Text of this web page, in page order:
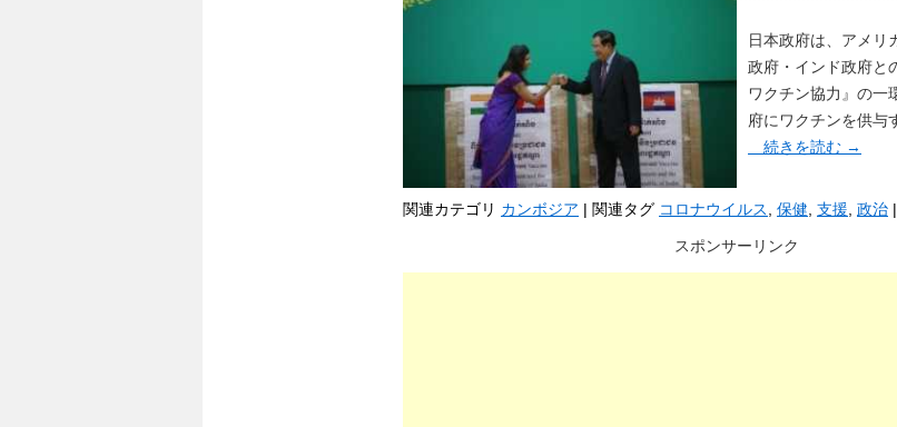
日本政府は、アメリ
政府・インド政府と
ワクチン協力』の一
府にワクチンを供与
続きを読む →
関連カテゴリ カンボジア | 関連タグ コロナウイルス 保健 支援 政治 |
スポンサーリンク